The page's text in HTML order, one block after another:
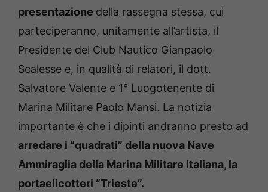
presentazione della rassegna stessa, cui
parteciperanno, unitamente all’artista, il
Presidente del Club Nautico Gianpaolo
Scalesse e, in qualità di relatori, il dott.
Salvatore Valente e 1° Luogotenente di
Marina Militare Paolo Mansi. La notizia
importante è che i dipinti andranno presto ad
arredare i “quadrati” della nuova Nave
Ammiraglia della Marina Militare Italiana, la
portaelicotteri “Trieste”.